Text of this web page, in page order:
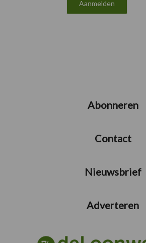
Abonneren
Contact
Nieuwsbrief
Adverteren